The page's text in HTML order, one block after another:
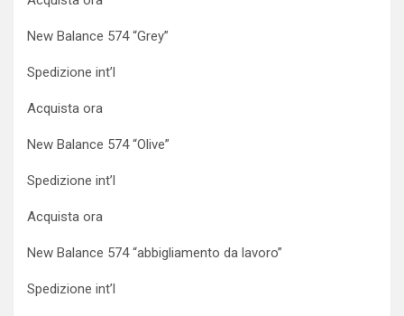
New Balance 574 “Grey”
Spedizione int’l
Acquista ora
New Balance 574 “Olive”
Spedizione int’l
Acquista ora
New Balance 574 “abbigliamento da lavoro”
Spedizione int’l